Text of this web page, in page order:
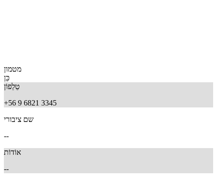
מטמון
כֵּן
טֵלֵפוֹן
+56 9 6821 3345
שם ציבורי
--
אוֹדוֹת
--